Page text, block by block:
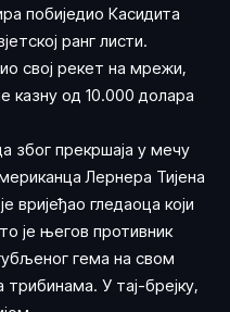
побиједио Касидита
ранг листи.
свој рекет на мрежи,
казну од 10.000 долара
због прекршаја у мечу
Лернера Тијена
гледаоца који
је његов противник
гема на свом
У тај-брејку,